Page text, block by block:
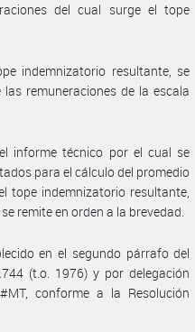
del cual surge el tope
indemnizatorio resultante, se
remuneraciones de la escala
informe técnico por el cual se
para el cálculo del promedio
tope indemnizatorio resultante,
remite en orden a la brevedad.
en el segundo párrafo del
(t.o. 1976) y por delegación
conforme a la Resolución